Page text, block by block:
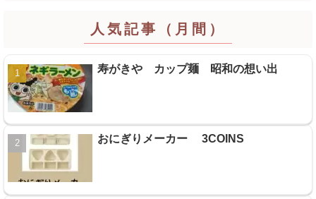
人気記事（月間）
寿がきや カップ麺 昭和の想い出
おにぎりメーカー 3COINS